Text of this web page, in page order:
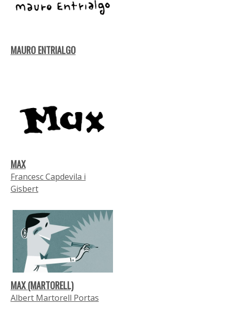
MAURO ENTRIALGO
MAX
Francesc Capdevila i
Gisbert
MAX (MARTORELL)
Albert Martorell Portas